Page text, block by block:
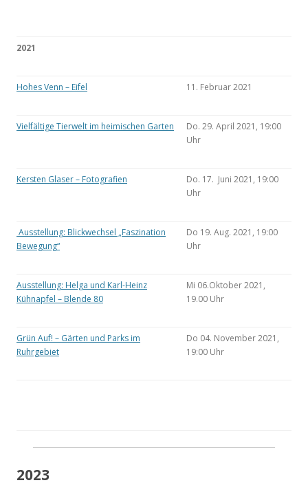
2021
Hohes Venn – Eifel 11. Februar 2021
Vielfältige Tierwelt im heimischen Garten
Do. 29. April 2021, 19:00
Uhr
Kersten Glaser – Fotografien
Do. 17. Juni 2021, 19:00
Uhr
Ausstellung: Blickwechsel „Faszination
Bewegung“
Do 19. Aug. 2021, 19:00
Uhr
Ausstellung: Helga und Karl-Heinz
Kühnapfel – Blende 80
Mi 06.Oktober 2021,
19.00 Uhr
Grün Auf! – Gärten und Parks im
Ruhrgebiet
Do 04. November 2021,
19:00 Uhr
2023